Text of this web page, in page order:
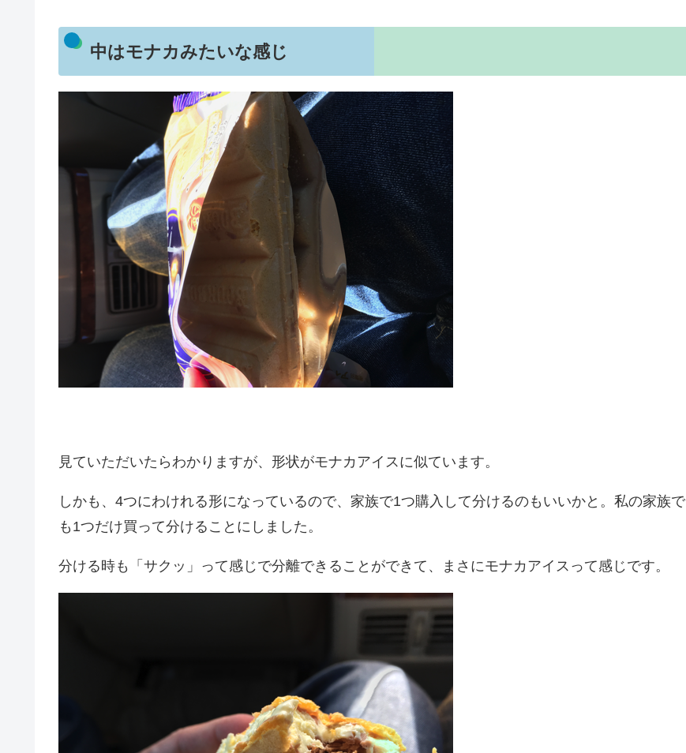
中はモナカみたいな感じ
見ていただいたらわかりますが、形状がモナカアイスに似ています。
しかも、4つにわけれる形になっているので、家族で1つ購入して分けるのもいいかと。私の家族で
も1つだけ買って分けることにしました。
分ける時も「サクッ」って感じで分離できることができて、まさにモナカアイスって感じです。